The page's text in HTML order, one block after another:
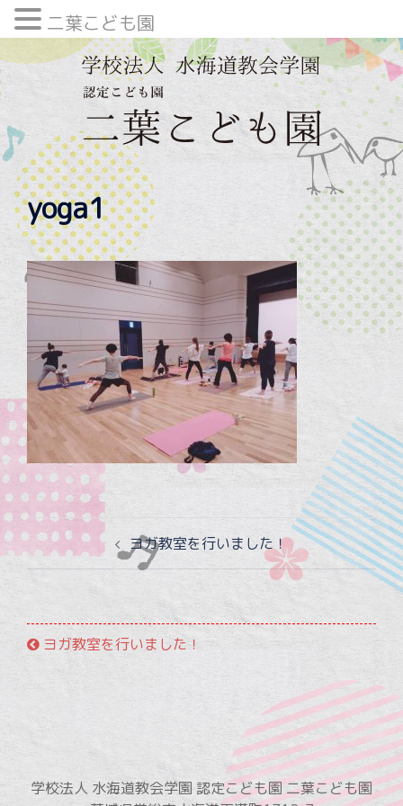
容
を
キ
ッ
yoga1
投
稿
ナ
ゲ
ー
シ
ヨガ教室を行いました！
ヨガ教室を行いました！
学校法人 水海道教会学園 認定こども園 二葉こども園
二葉こども園